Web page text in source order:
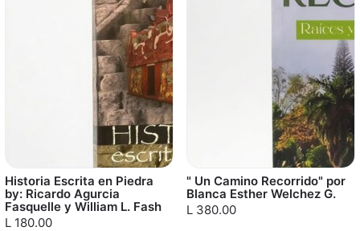
Historia Escrita en Piedra
by: Ricardo Agurcia
Fasquelle y William L. Fash
L 180.00
" Un Camino Recorrido" por
Blanca Esther Welchez G.
L 380.00